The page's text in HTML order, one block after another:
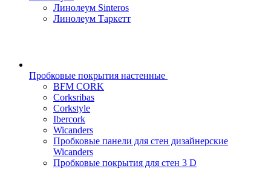
Линолеум Sinteros
Линолеум Таркетт
Пробковые покрытия настенные
BFM CORK
Corksribas
Corkstyle
Ibercork
Wicanders
Пробковые панели для стен дизайнерские
Wicanders
Пробковые покрытия для стен 3 D